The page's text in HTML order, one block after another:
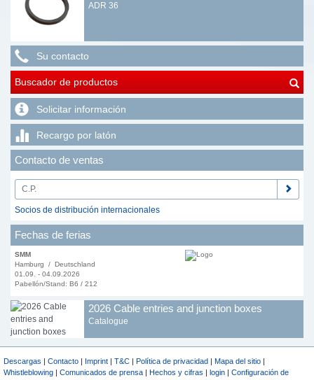
ADR 36
Su contacto
Buscador de productos
Solicitar información
Recargo por latón
Contacto de ventas
Socios de distribución internacionales
Fechas de ferias
SMM
Hamburg / Deutschland
01.09. - 04.09.2026
Pabellón/Stand: B6 / 212
2026 Cable entries and junction boxes
Catalogue
Descargas | Contacto | Imprint | T&C | Política de privacidad | Mapa del sitio |
Whistleblowing | Comunicados de prensa | Hechos y cifras | login | Configuración de